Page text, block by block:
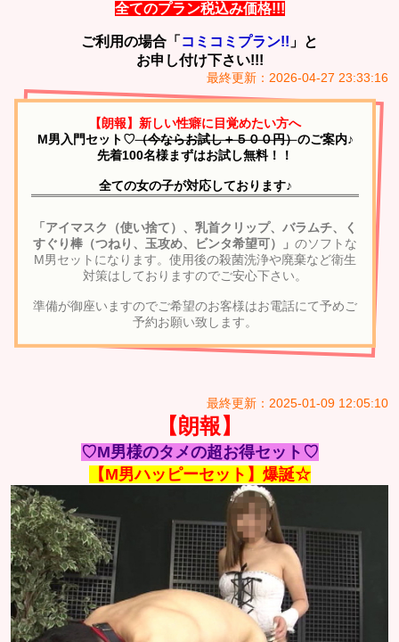
全てのプラン税込み価格!!!
ご利用の場合「 コミコミプラン!! 」と
お申し付け下さい!!!
最終更新：2026-04-27 23:33:16
【朗報】新しい性癖に目覚めたい方へ
M男入門セット♡（今ならお試し＋５００円）のご案内♪
先着100名様まずはお試し無料！！
全ての女の子が対応しております♪
「アイマスク（使い捨て）、乳首クリップ、バラムチ、く
すぐり棒（つねり、玉攻め、ビンタ希望可）」のソフトな
M男セットになります。使用後の殺菌洗浄や廃棄など衛生
対策はしておりますのでご安心下さい。
準備が御座いますのでご希望のお客様はお電話にて予めご
予約お願い致します。
最終更新：2025-01-09 12:05:10
【朗報】
♡M男様のタメの超お得セット♡
【M男ハッピーセット】爆誕☆